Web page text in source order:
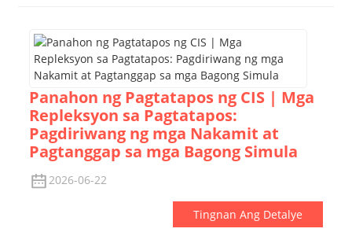
Panahon ng Pagtatapos ng CIS | Mga
Repleksyon sa Pagtatapos:
Pagdiriwang ng mga Nakamit at
Pagtanggap sa mga Bagong Simula
2026-06-22
Tingnan Ang Detalye